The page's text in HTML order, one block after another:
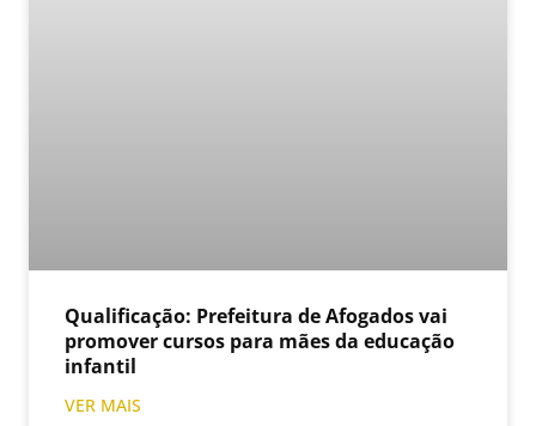
Qualificação: Prefeitura de Afogados vai
promover cursos para mães da educação
infantil
VER MAIS